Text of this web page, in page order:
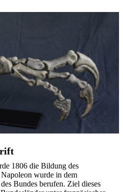
1806 die Bildung des
wurde in dem
Bundes berufen. Ziel dieses